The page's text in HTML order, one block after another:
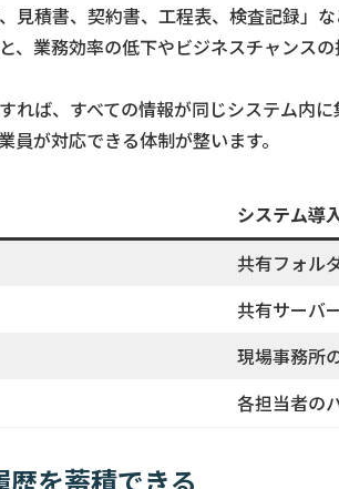
見積書、契約書、工程表、検査記録」
、業務効率の低下やビジネスチャンスの
れば、すべての情報が同じシステム内
員が対応できる体制が整います。
システム導
共有フォル
共有サーバ
現場事務所
各担当者の
を蓄積できる